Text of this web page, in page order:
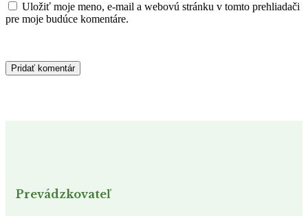
Uložiť moje meno, e-mail a webovú stránku v tomto prehliadači
pre moje budúce komentáre.
Prevádzkovateľ